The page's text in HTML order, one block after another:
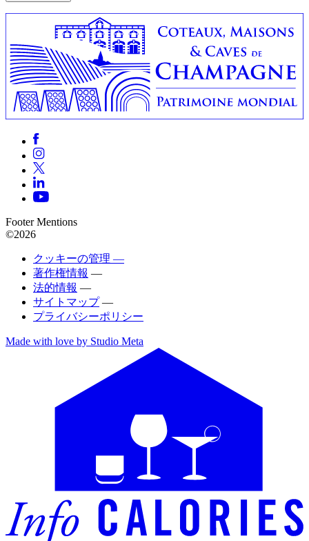
Footer Mentions
©2026
クッキーの管理 —
著作権情報 —
法的情報 —
サイトマップ —
プライバシーポリシー
Made with love by Studio Meta